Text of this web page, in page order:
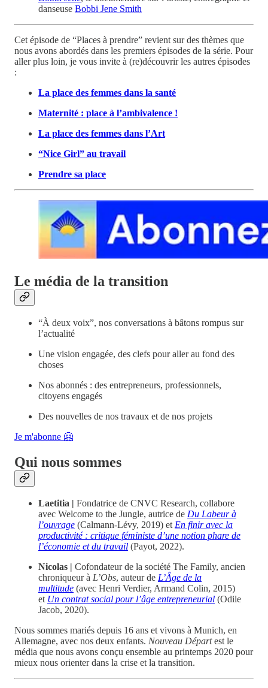
danseuse Bobbi Jene Smith
Cet épisode de “Places à prendre” revient sur des thèmes que
nous avons abordés dans les premiers épisodes de la série. Pour
aller plus loin, je vous invite à (re)découvrir les autres épisodes
:
La place des femmes dans la santé
Maternité : place à l’ambivalence !
La place des femmes dans l’Art
“Nice Girl” au travail
Prendre sa place
Le média de la transition
“À deux voix”, nos conversations à bâtons rompus sur
l’actualité
Une vision engagée, des clefs pour aller au fond des
choses
Nos abonnés : des entrepreneurs, professionnels,
citoyens engagés
Des nouvelles de nos travaux et de nos projets
Je m'abonne 🤗
Qui nous sommes
Laetitia | Fondatrice de CNVC Research, collabore
avec Welcome to the Jungle, autrice de Du Labeur à
l’ouvrage (Calmann-Lévy, 2019) etEn finir avec la
productivité : critique féministe d’une notion phare de
l’économie et du travail (Payot, 2022).
Nicolas | Cofondateur de la société The Family, ancien
chroniqueur à L’Obs, auteur de L’Âge de la
multitude (avec Henri Verdier, Armand Colin, 2015)
et Un contrat social pour l’âge entrepreneurial (Odile
Jacob, 2020).
Nous sommes mariés depuis 16 ans et vivons à Munich, en
Allemagne, avec nos deux enfants. Nouveau Départest le
média que nous avons conçu ensemble au printemps 2020 pour
mieux nous orienter dans la crise et la transition.